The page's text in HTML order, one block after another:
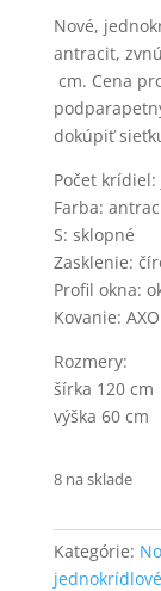
Nové,
antracit,
cm. Cena
dokúpiť
Počet
Farba:
S: sklopné
Zasklenie:
Profil okna:
Kovanie:
Rozmery:
šírka 120 cm
výška 60 cm
8 na sklade
Kategórie:
jednokrídlové